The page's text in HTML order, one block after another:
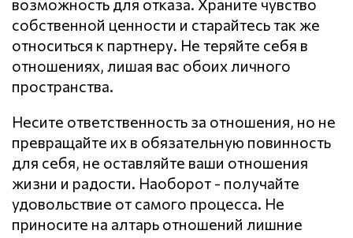
возможность для отказа. Храните чувство
собственной ценности и старайтесь так же
относиться к партнеру. Не теряйте себя в
отношениях, лишая вас обоих личного
пространства.
Несите ответственность за отношения, но не
превращайте их в обязательную повинность
для себя, не оставляйте ваши отношения
жизни и радости. Наоборот - получайте
удовольствие от самого процесса. Не
приносите на алтарь отношений лишние